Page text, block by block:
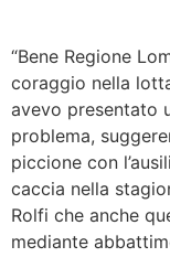
“Bene Regione
coraggio nella
avevo presentato
problema,
piccione con
caccia nella
Rolfi che anche
mediante